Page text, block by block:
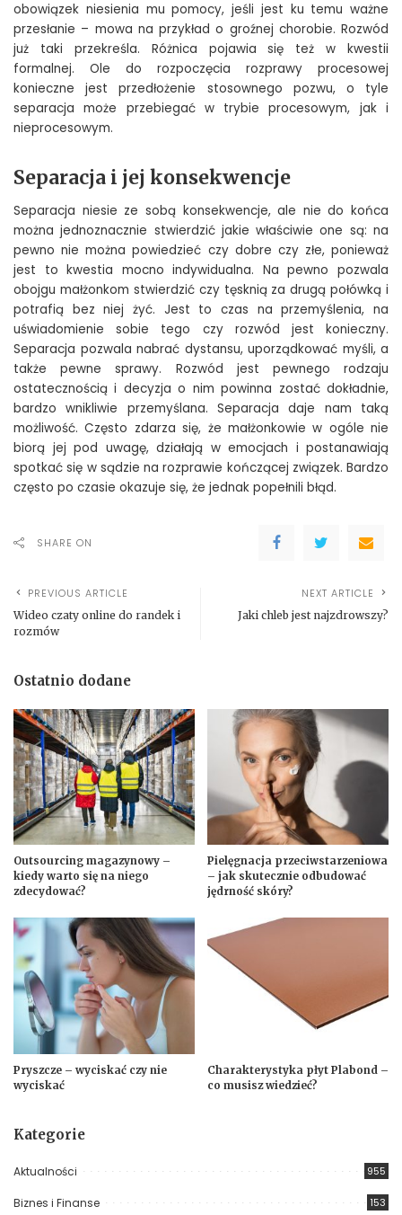
obowiązek niesienia mu pomocy, jeśli jest ku temu ważne
przesłanie – mowa na przykład o groźnej chorobie. Rozwód
już taki przekreśla. Różnica pojawia się też w kwestii
formalnej. Ole do rozpoczęcia rozprawy procesowej
konieczne jest przedłożenie stosownego pozwu, o tyle
separacja może przebiegać w trybie procesowym, jak i
nieprocesowym.
Separacja i jej konsekwencje
Separacja niesie ze sobą konsekwencje, ale nie do końca
można jednoznacznie stwierdzić jakie właściwie one są: na
pewno nie można powiedzieć czy dobre czy złe, ponieważ
jest to kwestia mocno indywidualna. Na pewno pozwala
obojgu małżonkom stwierdzić czy tęsknią za drugą połówką i
potrafią bez niej żyć. Jest to czas na przemyślenia, na
uświadomienie sobie tego czy rozwód jest konieczny.
Separacja pozwala nabrać dystansu, uporządkować myśli, a
także pewne sprawy. Rozwód jest pewnego rodzaju
ostatecznością i decyzja o nim powinna zostać dokładnie,
bardzo wnikliwie przemyślana. Separacja daje nam taką
możliwość. Często zdarza się, że małżonkowie w ogóle nie
biorą jej pod uwagę, działają w emocjach i postanawiają
spotkać się w sądzie na rozprawie kończącej związek. Bardzo
często po czasie okazuje się, że jednak popełnili błąd.
SHARE ON
PREVIOUS ARTICLE
Wideo czaty online do randek i
rozmów
NEXT ARTICLE
Jaki chleb jest najzdrowszy?
Ostatnio dodane
Outsourcing magazynowy –
kiedy warto się na niego
zdecydować?
Pielęgnacja przeciwstarzeniowa
– jak skutecznie odbudować
jędrność skóry?
Pryszcze – wyciskać czy nie
wyciskać
Charakterystyka płyt Plabond –
co musisz wiedzieć?
Kategorie
Aktualności 955
Biznes i Finanse 153